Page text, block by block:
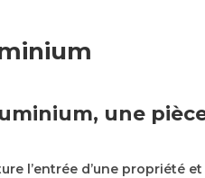
une
l’entrée d’une propriété